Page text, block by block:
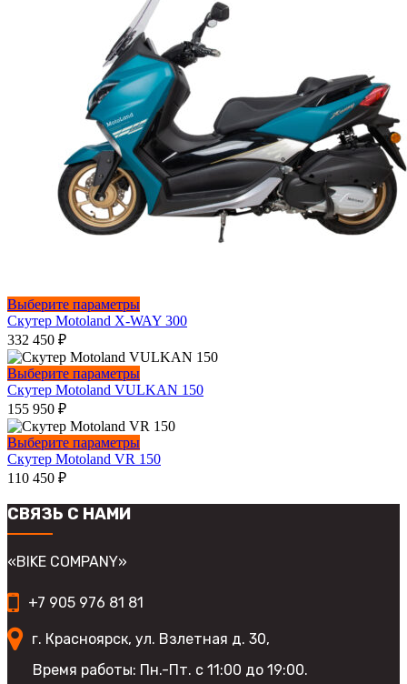
Выберите параметрыЭтот
товар
несколько
вариаций.
Опции
можно
выбрать
на
странице
товара.
Скутер Motoland X-WAY 300
332 450 ₽
Выберите параметрыЭтот
товар
несколько
вариаций.
Опции
можно
на
Скутер Motoland VULKAN 150
155 950 ₽
Выберите параметрыЭтот
товар
вариаций.
товара.
Скутер Motoland VR 150
110 450 ₽
СВЯЗЬ С НАМИ
«BIKE COMPANY»
+7 905 976 81 81
г. Красноярск, ул. Взлетная д. 30,
Время работы: Пн.-Пт. с 11:00 до 19:00.